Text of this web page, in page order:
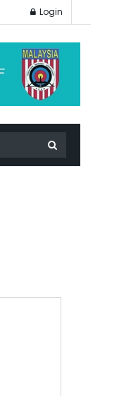
Login